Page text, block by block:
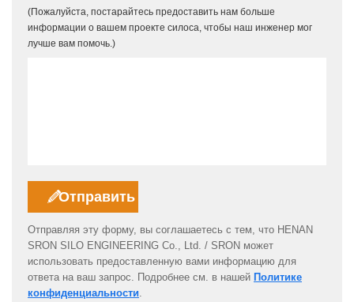
(Пожалуйста, постарайтесь предоставить нам больше
информации о вашем проекте силоса, чтобы наш инженер мог
лучше вам помочь.)
Отправляя эту форму, вы соглашаетесь с тем, что HENAN
SRON SILO ENGINEERING Co., Ltd. / SRON может
использовать предоставленную вами информацию для
ответа на ваш запрос. Подробнее см. в нашей Политике
конфиденциальности.